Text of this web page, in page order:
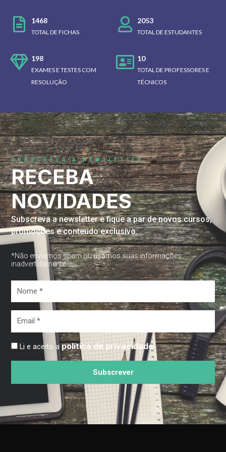
1468
TOTAL DE FICHAS
2053
TOTAL DE ESTUDANTES
198
EXAMES E TESTES COM
RESOLUÇÃO
10
TOTAL DE PROFESSORES E
TÉCNICOS
SUBSCREVA A NEWSLETTER
RECEBA
NOVIDADES
Subscreva a newsletter e fique a par de novos cursos,
promoções e conteúdo exclusivo.
*Não enviamos spam ou usamos suas informações
inadvertidamente
Li e aceito apolítica de privacidade
Subscrever